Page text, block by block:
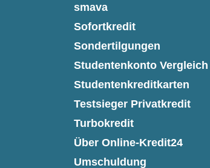
smava
Sofortkredit
Sondertilgungen
Studentenkonto Vergleich
Studentenkreditkarten
Testsieger Privatkredit
Turbokredit
Über Online-Kredit24
Umschuldung